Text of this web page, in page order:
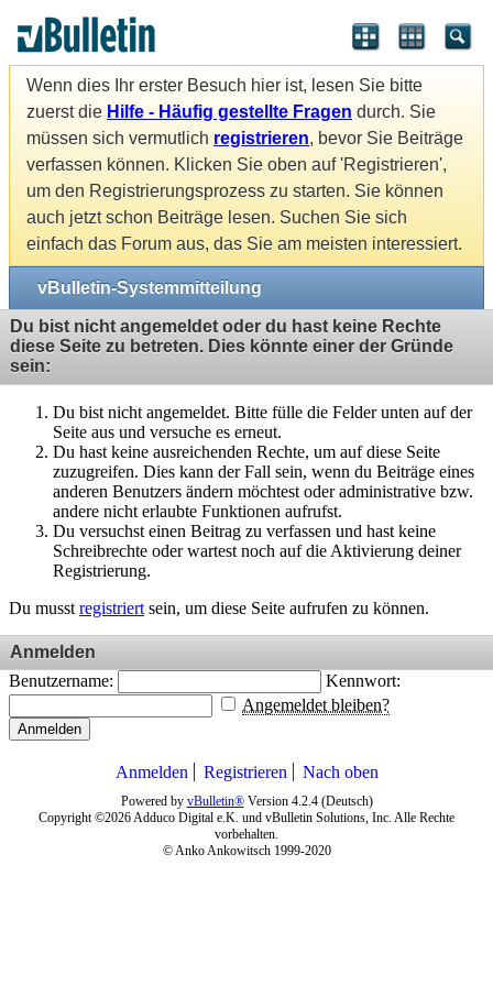
Wenn dies Ihr erster Besuch hier ist, lesen Sie bitte
zuerst die Hilfe - Häufig gestellte Fragen durch. Sie
müssen sich vermutlich registrieren, bevor Sie Beiträge
verfassen können. Klicken Sie oben auf 'Registrieren',
um den Registrierungsprozess zu starten. Sie können
auch jetzt schon Beiträge lesen. Suchen Sie sich
einfach das Forum aus, das Sie am meisten interessiert.
vBulletin-Systemmitteilung
Du bist nicht angemeldet oder du hast keine Rechte
diese Seite zu betreten. Dies könnte einer der Gründe
sein:
Du bist nicht angemeldet. Bitte fülle die Felder unten auf der
Seite aus und versuche es erneut.
Du hast keine ausreichenden Rechte, um auf diese Seite
zuzugreifen. Dies kann der Fall sein, wenn du Beiträge eines
anderen Benutzers ändern möchtest oder administrative bzw.
andere nicht erlaubte Funktionen aufrufst.
Du versuchst einen Beitrag zu verfassen und hast keine
Schreibrechte oder wartest noch auf die Aktivierung deiner
Registrierung.
Du musst registriert sein, um diese Seite aufrufen zu können.
Anmelden
Benutzername:
Kennwort:
Angemeldet bleiben?
Anmelden
Anmelden Registrieren Nach oben
Powered by vBulletin®Version 4.2.4 (Deutsch)
Copyright ©2026 Adduco Digital e.K. und vBulletin Solutions, Inc. Alle Rechte
vorbehalten.
© Anko Ankowitsch 1999-2020